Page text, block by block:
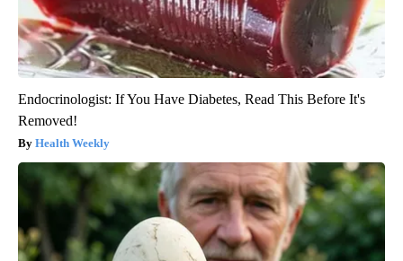
Endocrinologist: If You Have Diabetes, Read This Before It's
Removed!
Health Weekly